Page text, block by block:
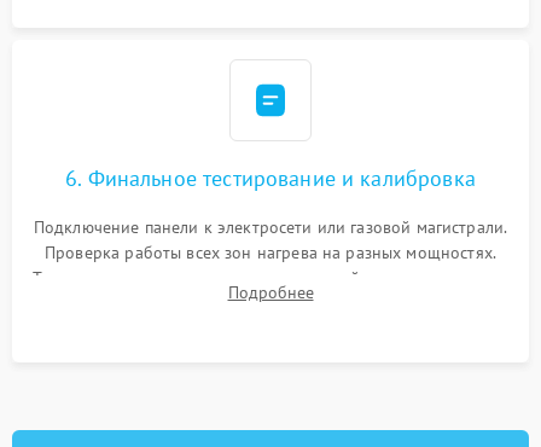
6. Финальное тестирование и калибровка
Подключение панели к электросети или газовой магистрали.
Проверка работы всех зон нагрева на разных мощностях.
Тестирование сенсорного управления, таймера, индикаторов
остаточного тепла и систем защиты от перегрева.
Подробнее